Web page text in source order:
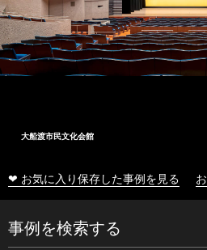
大船渡市民文化会館
❤ お気に入り保存した事例を見る
事例を検索する